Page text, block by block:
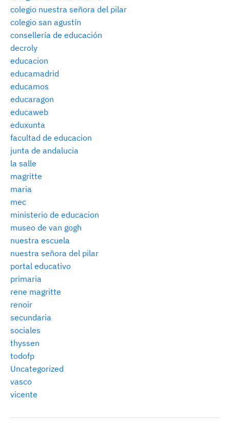
colegio nuestra señora del pilar
colegio san agustín
consellería de educación
decroly
educacion
educamadrid
educamos
educaragon
educaweb
eduxunta
facultad de educacion
junta de andalucia
la salle
magritte
maria
mec
ministerio de educacion
museo de van gogh
nuestra escuela
nuestra señora del pilar
portal educativo
primaria
rene magritte
renoir
secundaria
sociales
thyssen
todofp
Uncategorized
vasco
vicente